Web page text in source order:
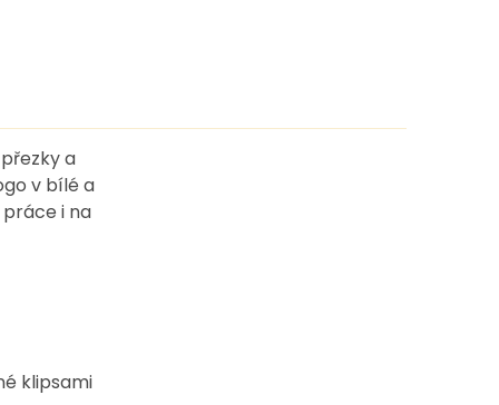
a
v bílé a
i na
klipsami